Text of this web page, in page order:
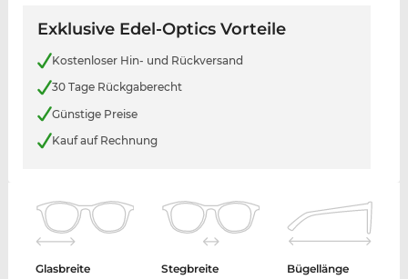
Exklusive Edel-Optics Vorteile
Kostenloser Hin- und Rückversand
30 Tage Rückgaberecht
Günstige Preise
Kauf auf Rechnung
Glasbreite
Stegbreite
Bügellänge